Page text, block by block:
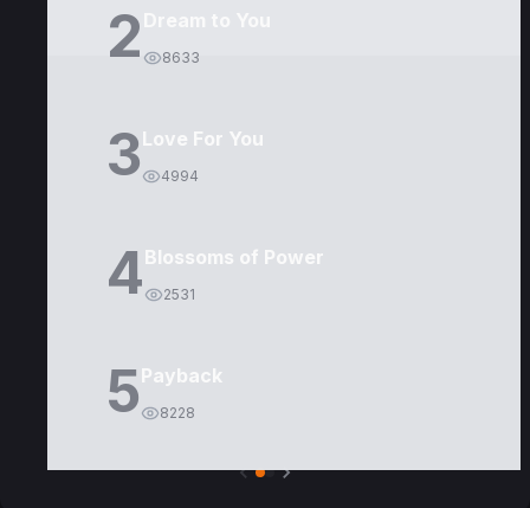
2 8633
3Love For You
4994
4Blossoms of Power
2531
5Payback
8228